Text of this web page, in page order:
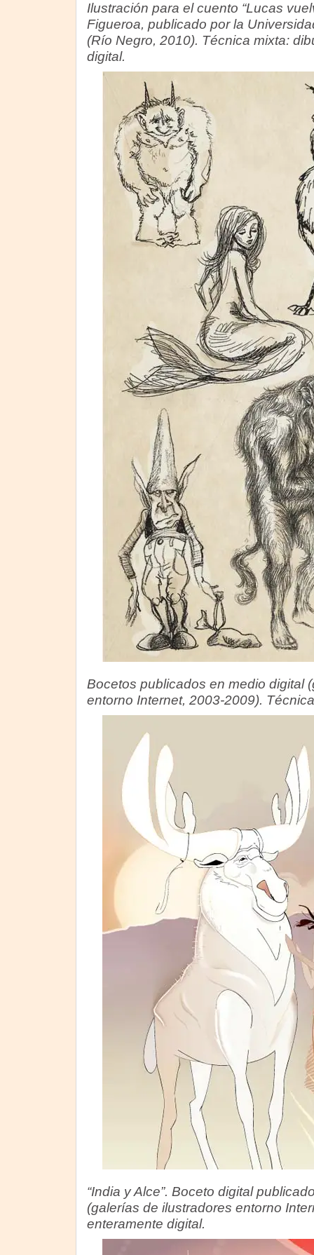
Ilustración para el cuento “Lucas
Figueroa, publicado por la
(Río Negro, 2010). Técnica mixta:
digital.
Bocetos publicados en medio digital
entorno Internet, 2003-2009).
“India y Alce”. Boceto digital
(galerías de ilustradores entorno
enteramente digital.